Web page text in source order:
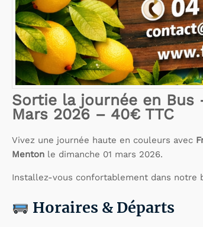
Sortie la journée en Bus
Mars 2026 – 40€ TTC
Vivez une journée haute en couleurs avec
Menton le dimanche 01 mars 2026.
Installez-vous confortablement dans notre
Horaires & Départs